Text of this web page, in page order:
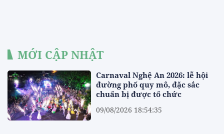
MỚI CẬP NHẬT
Carnaval Nghệ An 2026: lễ hội
đường phố quy mô, đặc sắc
chuẩn bị được tổ chức
09/08/2026 18:54:35